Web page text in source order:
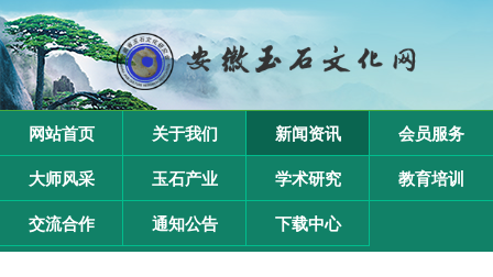
网站首页 关于我们 新闻资讯 会员服务
大师风采 玉石产业 学术研究 教育培训
交流合作 通知公告 下载中心